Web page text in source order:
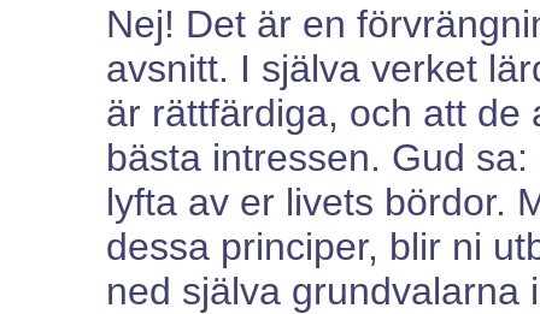
Nej! Det är en
avsnitt. I själva verket
är rättfärdiga, och att de
bästa intressen. Gud
lyfta av er livets bördor.
dessa principer, blir ni
ned själva grundvalarna